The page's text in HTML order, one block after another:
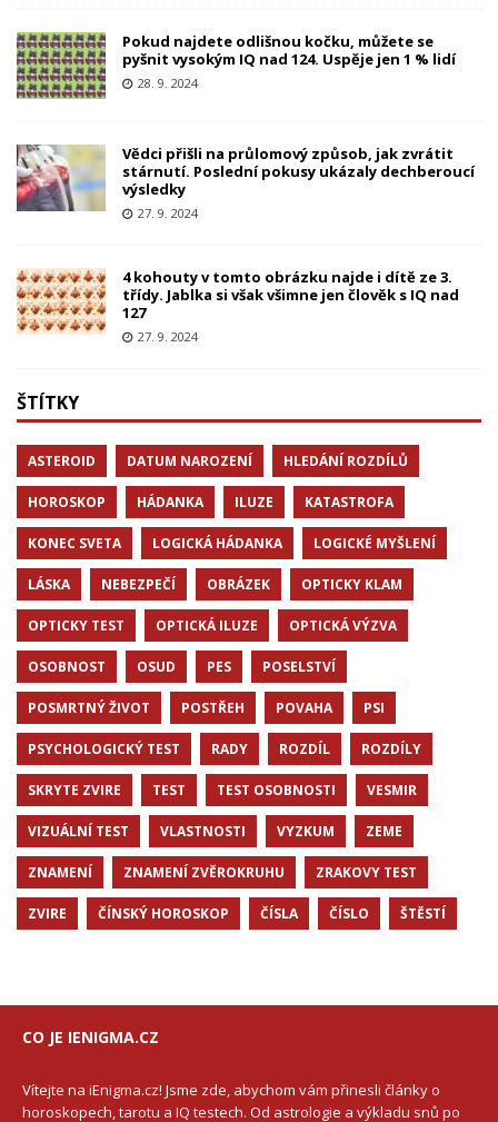
Pokud najdete odlišnou kočku, můžete se
pyšnit vysokým IQ nad 124. Uspěje jen 1 % lidí
28. 9. 2024
Vědci přišli na průlomový způsob, jak zvrátit
stárnutí. Poslední pokusy ukázaly dechberoucí
výsledky
27. 9. 2024
4 kohouty v tomto obrázku najde i dítě ze 3.
třídy. Jablka si však všimne jen člověk s IQ nad
127
27. 9. 2024
ŠTÍTKY
ASTEROID DATUM NAROZENÍ HLEDÁNÍ ROZDÍLŮ
HOROSKOP HÁDANKA ILUZE KATASTROFA
KONEC SVETA LOGICKÁ HÁDANKA LOGICKÉ MYŠLENÍ
LÁSKA NEBEZPEČÍ OBRÁZEK OPTICKY KLAM
OPTICKY TEST OPTICKÁ ILUZE OPTICKÁ VÝZVA
OSOBNOST OSUD PES POSELSTVÍ
POSMRTNÝ ŽIVOT POSTŘEH POVAHA PSI
PSYCHOLOGICKÝ TEST RADY ROZDÍL ROZDÍLY
SKRYTE ZVIRE TEST TEST OSOBNOSTI VESMIR
VIZUÁLNÍ TEST VLASTNOSTI VYZKUM ZEME
ZNAMENÍ ZNAMENÍ ZVĚROKRUHU ZRAKOVY TEST
ZVIRE ČÍNSKÝ HOROSKOP ČÍSLA ČÍSLO ŠTĚSTÍ
CO JE IENIGMA.CZ
Vítejte na iEnigma.cz! Jsme zde, abychom vám přinesli články o
horoskopech, tarotu a IQ testech. Od astrologie a výkladu snů po